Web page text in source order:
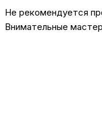
Не рекомендуется
Внимательные